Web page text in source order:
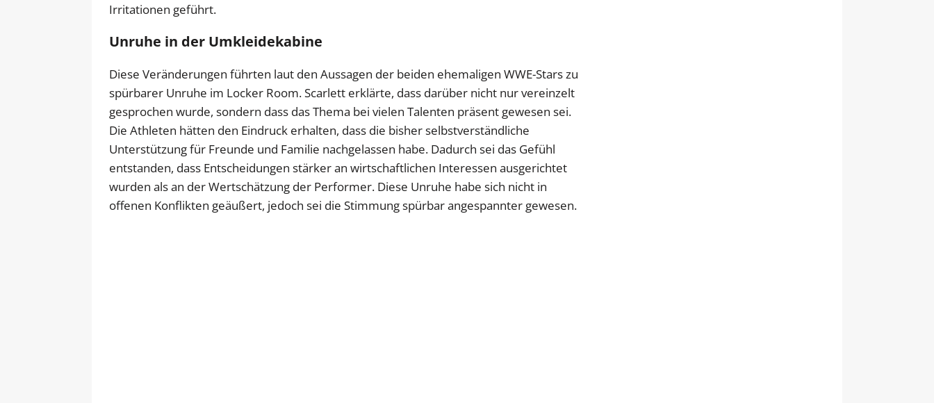
Irritationen geführt.
Unruhe in der Umkleidekabine
Diese Veränderungen führten laut den Aussagen der beiden ehemaligen WWE-Stars zu
spürbarer Unruhe im Locker Room. Scarlett erklärte, dass darüber nicht nur vereinzelt
gesprochen wurde, sondern dass das Thema bei vielen Talenten präsent gewesen sei.
Die Athleten hätten den Eindruck erhalten, dass die bisher selbstverständliche
Unterstützung für Freunde und Familie nachgelassen habe. Dadurch sei das Gefühl
entstanden, dass Entscheidungen stärker an wirtschaftlichen Interessen ausgerichtet
wurden als an der Wertschätzung der Performer. Diese Unruhe habe sich nicht in
offenen Konflikten geäußert, jedoch sei die Stimmung spürbar angespannter gewesen.